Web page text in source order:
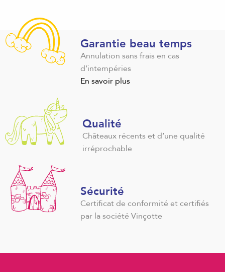
Garantie beau temps
Annulation sans frais en cas
d’intempéries
En savoir plus
Qualité
Châteaux récents et d’une qualité
irréprochable
Sécurité
Certificat de conformité et certifiés
par la société Vinçotte